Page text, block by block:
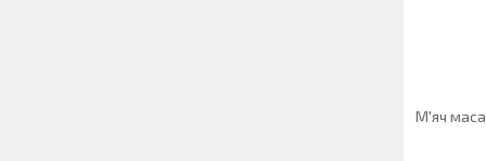
М'яч